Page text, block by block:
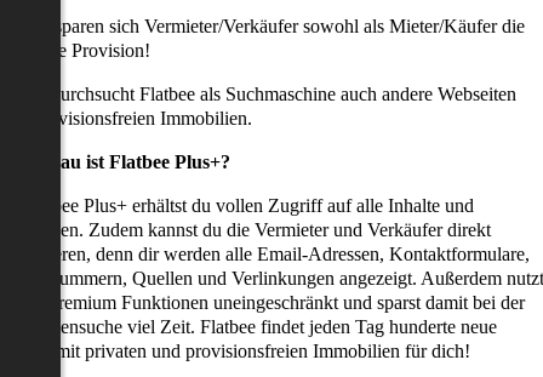
uns sparen sich Vermieter/Verkäufer sowohl als Mieter/Käufer die
Provision!
durchsucht Flatbee als Suchmaschine auch andere Webseiten
provisionsfreien Immobilien.
genau ist Flatbee Plus+?
Flatbee Plus+ erhältst du vollen Zugriff auf alle Inhalte und
Zudem kannst du die Vermieter und Verkäufer direkt
denn dir werden alle Email-Adressen, Kontaktformulare,
Quellen und Verlinkungen angezeigt. Außerdem nutzt
alle Premium Funktionen uneingeschränkt und sparst damit bei der
viel Zeit. Flatbee findet jeden Tag hunderte neue
mit privaten und provisionsfreien Immobilien für dich!